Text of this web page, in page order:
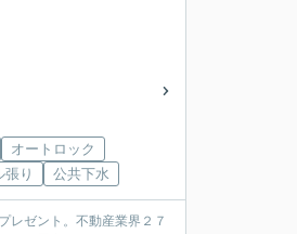
オートロック
張り 公共下水
レゼント。不動産業界２７